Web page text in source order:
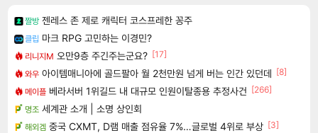
짤방 젠레스 존 제로 캐릭터 코스프레한 꽁주
클립 마크 RPG 고민하는 이경민?
리니지M 오만9층 주긴주는군요? [17]
와우 아이템매니아에 골드팔아 월 2천만원 넘게 버는 인간 있던데 [8]
메이플 베라서버 1위길드 내 대규모 인원이탈종용 추정사건 [266]
명조 세계관 소개 | 소명 상인회
해외겜 중국 CXMT, D램 매출 점유율 7%…글로벌 4위로 부상 [3]